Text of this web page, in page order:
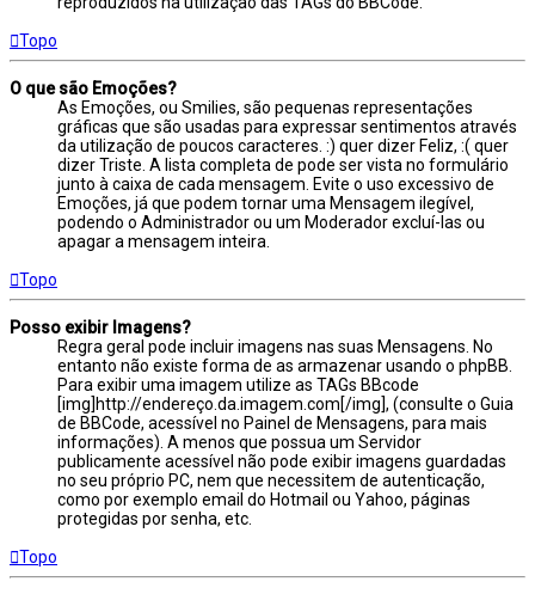
Topo
O que são Emoções?
As Emoções, ou Smilies, são pequenas representações
gráficas que são usadas para expressar sentimentos através
da utilização de poucos caracteres. :) quer dizer Feliz, :( quer
dizer Triste. A lista completa de pode ser vista no formulário
junto à caixa de cada mensagem. Evite o uso excessivo de
Emoções, já que podem tornar uma Mensagem ilegível,
podendo o Administrador ou um Moderador excluí-las ou
apagar a mensagem inteira.
Topo
Posso exibir Imagens?
Regra geral pode incluir imagens nas suas Mensagens. No
entanto não existe forma de as armazenar usando o phpBB.
Para exibir uma imagem utilize as TAGs BBcode
[img]http://endereço.da.imagem.com[/img], (consulte o Guia
de BBCode, acessível no Painel de Mensagens, para mais
informações). A menos que possua um Servidor
publicamente acessível não pode exibir imagens guardadas
no seu próprio PC, nem que necessitem de autenticação,
como por exemplo email do Hotmail ou Yahoo, páginas
protegidas por senha, etc.
Topo